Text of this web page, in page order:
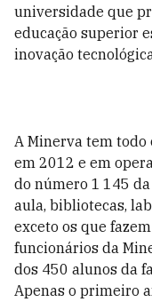
universidade que
educação superior
inovação
A Minerva tem todo
em 2012 e em
do número 1 145
aula, bibliotecas,
exceto os que
funcionários da
dos 450 alunos da
Apenas o primeiro